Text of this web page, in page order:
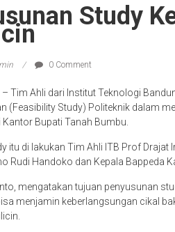
Study
0 Comment
– Tim Ahli dari Institut Teknologi
(Feasibility Study) Politeknik dalam
Bupati Tanah Bumbu.
itu di lakukan Tim Ahli ITB Prof
Rudi Handoko dan Kepala Bappeda
mengatakan tujuan penyusunan
menjamin keberlangsungan cikal